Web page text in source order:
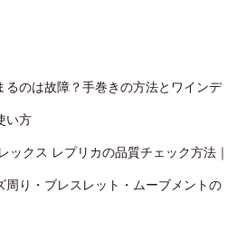
るのは故障？手巻きの方法とワインデ
い方
ックス レプリカの品質チェック方法｜
り・ブレスレット・ムーブメントの